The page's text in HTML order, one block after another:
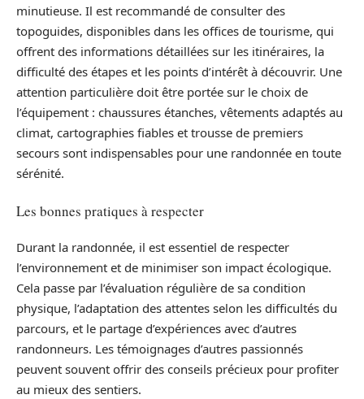
minutieuse. Il est recommandé de consulter des
topoguides, disponibles dans les offices de tourisme, qui
offrent des informations détaillées sur les itinéraires, la
difficulté des étapes et les points d’intérêt à découvrir. Une
attention particulière doit être portée sur le choix de
l’équipement : chaussures étanches, vêtements adaptés au
climat, cartographies fiables et trousse de premiers
secours sont indispensables pour une randonnée en toute
sérénité.
Les bonnes pratiques à respecter
Durant la randonnée, il est essentiel de respecter
l’environnement et de minimiser son impact écologique.
Cela passe par l’évaluation régulière de sa condition
physique, l’adaptation des attentes selon les difficultés du
parcours, et le partage d’expériences avec d’autres
randonneurs. Les témoignages d’autres passionnés
peuvent souvent offrir des conseils précieux pour profiter
au mieux des sentiers.